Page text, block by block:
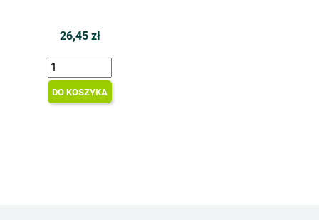
26,45 zł
DO KOSZYKA